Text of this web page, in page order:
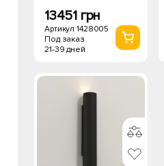
13451 грн
Артикул 1428005
Под заказ
21-39 дней